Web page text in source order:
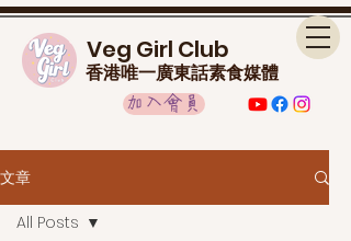
Veg Girl Club
香港唯一廣東話素食媒體
加入會員
文章
All Posts